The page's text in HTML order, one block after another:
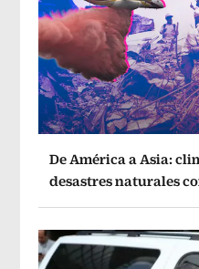
De América a Asia:
desastres naturales